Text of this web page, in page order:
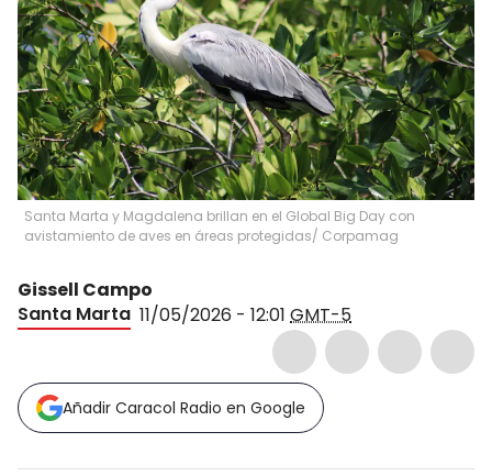
Santa Marta y Magdalena brillan en el Global Big Day con
avistamiento de aves en áreas protegidas/ Corpamag
Gissell Campo
Santa Marta 11/05/2026 - 12:01 GMT-5
Añadir Caracol Radio en Google